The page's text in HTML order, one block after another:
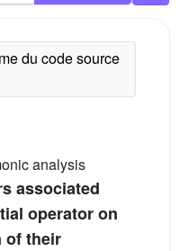
analysis
associated
operator on
of their